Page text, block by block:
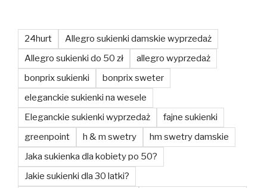
24hurt
Allegro sukienki damskie wyprzedaż
Allegro sukienki do 50 zł
allegro wyprzedaż
bonprix sukienki
bonprix sweter
eleganckie sukienki na wesele
Eleganckie sukienki wyprzedaż
fajne sukienki
greenpoint
h & m swetry
hm swetry damskie
Jaka sukienka dla kobiety po 50?
Jakie sukienki dla 30 latki?